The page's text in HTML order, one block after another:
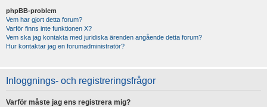
phpBB-problem
Vem har gjort detta forum?
Varför finns inte funktionen X?
Vem ska jag kontakta med juridiska ärenden angående detta forum?
Hur kontaktar jag en forumadministratör?
Inloggnings- och registreringsfrågor
Varför måste jag ens registrera mig?